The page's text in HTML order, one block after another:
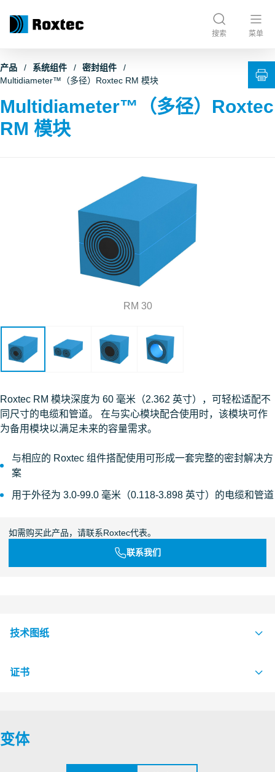
搜索 菜单
产品 系统组件
密封组件
Multidiameter™（多径）Roxtec RM 模块
Multidiameter™（多径）Roxtec
RM 模块
Roxtec RM 模块深度为 60 毫米（2.362 英寸），可轻松适配不
同尺寸的电缆和管道。 在与实心模块配合使用时，该模块可作
为备用模块以满足未来的容量需求。
与相应的 Roxtec 组件搭配使用可形成一套完整的密封解决方
案
用于外径为 3.0-99.0 毫米（0.118-3.898 英寸）的电缆和管道
如需购买此产品，请联系Roxtec代表。
联系我们
RM 30
技术图纸
S1005711 RM MODULES ASSEMBLY
证书
变体